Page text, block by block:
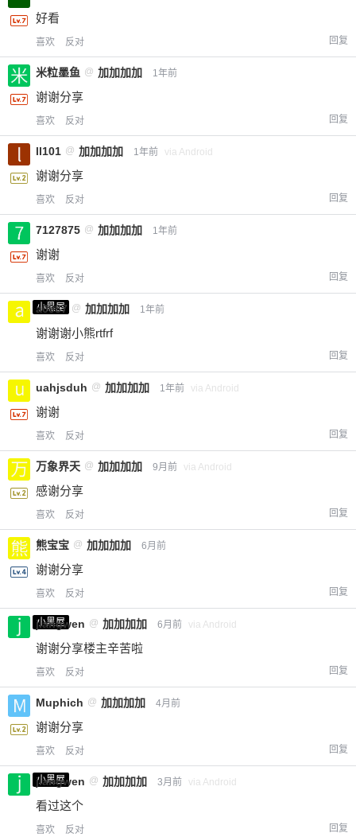
好看
喜欢 反对 回复
米粒墨鱼 @ 加加加加 1年前
谢谢分享
喜欢 反对 回复
ll101 @ 加加加加 1年前 via Android
谢谢分享
喜欢 反对 回复
7127875 @ 加加加加 1年前
谢谢
喜欢 反对 回复
小黑屋
a0987 @ 加加加加 1年前
谢谢谢小熊rtfrf
喜欢 反对 回复
uahjsduh @ 加加加加 1年前 via Android
谢谢
喜欢 反对 回复
万象界天 @ 加加加加 9月前 via Android
感谢分享
喜欢 反对 回复
熊宝宝 @ 加加加加 6月前
谢谢分享
喜欢 反对 回复
小黑屋
jiangwen @ 加加加加 6月前 via Android
谢谢分享楼主辛苦啦
喜欢 反对 回复
Muphich @ 加加加加 4月前
谢谢分享
喜欢 反对 回复
小黑屋
jiangwen @ 加加加加 3月前 via Android
看过这个
喜欢 反对 回复